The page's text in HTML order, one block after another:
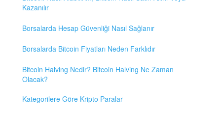
Kazanılır
Borsalarda Hesap Güvenliği Nasıl Sağlanır
Borsalarda Bitcoin Fiyatları Neden Farklıdır
Bitcoin Halving Nedir? Bitcoin Halving Ne Zaman
Olacak?
Kategorilere Göre Kripto Paralar